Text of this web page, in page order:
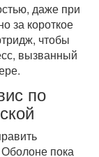
даже при
за короткое
чтобы
вызванный
по
пока